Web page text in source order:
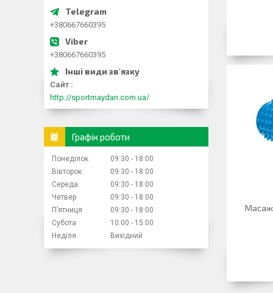
+380667660395
+380667660395
Сайт
http://sportmaydan.com.ua/
Графік роботи
Понеділок 09:30
18:00
Вівторок
09:30
18:00
Середа
09:30
18:00
Четвер
09:30
18:00
Пʼятниця
09:30
18:00
Субота
10:00
15:00
Неділя
Вихідний